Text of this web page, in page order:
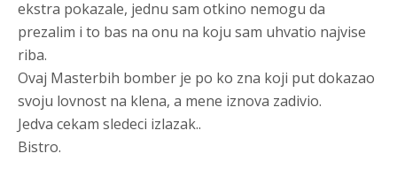
ekstra pokazale, jednu sam otkino nemogu da
prezalim i to bas na onu na koju sam uhvatio najvise
riba.
Ovaj Masterbih bomber je po ko zna koji put dokazao
svoju lovnost na klena, a mene iznova zadivio.
Jedva cekam sledeci izlazak..
Bistro.